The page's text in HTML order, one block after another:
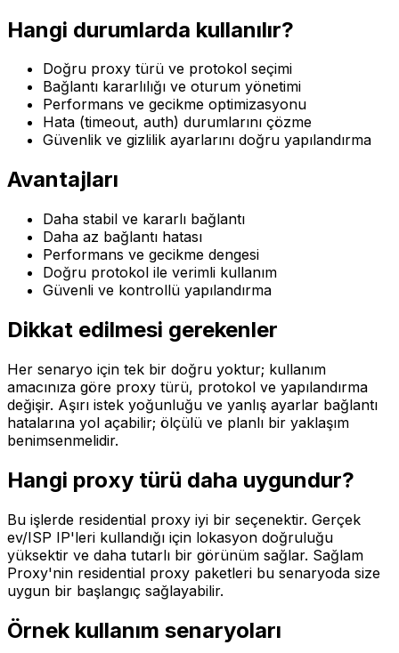
Hangi durumlarda kullanılır?
Doğru proxy türü ve protokol seçimi
Bağlantı kararlılığı ve oturum yönetimi
Performans ve gecikme optimizasyonu
Hata (timeout, auth) durumlarını çözme
Güvenlik ve gizlilik ayarlarını doğru yapılandırma
Avantajları
Daha stabil ve kararlı bağlantı
Daha az bağlantı hatası
Performans ve gecikme dengesi
Doğru protokol ile verimli kullanım
Güvenli ve kontrollü yapılandırma
Dikkat edilmesi gerekenler
Her senaryo için tek bir doğru yoktur; kullanım
amacınıza göre proxy türü, protokol ve yapılandırma
değişir. Aşırı istek yoğunluğu ve yanlış ayarlar bağlantı
hatalarına yol açabilir; ölçülü ve planlı bir yaklaşım
benimsenmelidir.
Hangi proxy türü daha uygundur?
Bu işlerde residential proxy iyi bir seçenektir. Gerçek
ev/ISP IP'leri kullandığı için lokasyon doğruluğu
yüksektir ve daha tutarlı bir görünüm sağlar. Sağlam
Proxy'nin residential proxy paketleri bu senaryoda size
uygun bir başlangıç sağlayabilir.
Örnek kullanım senaryoları